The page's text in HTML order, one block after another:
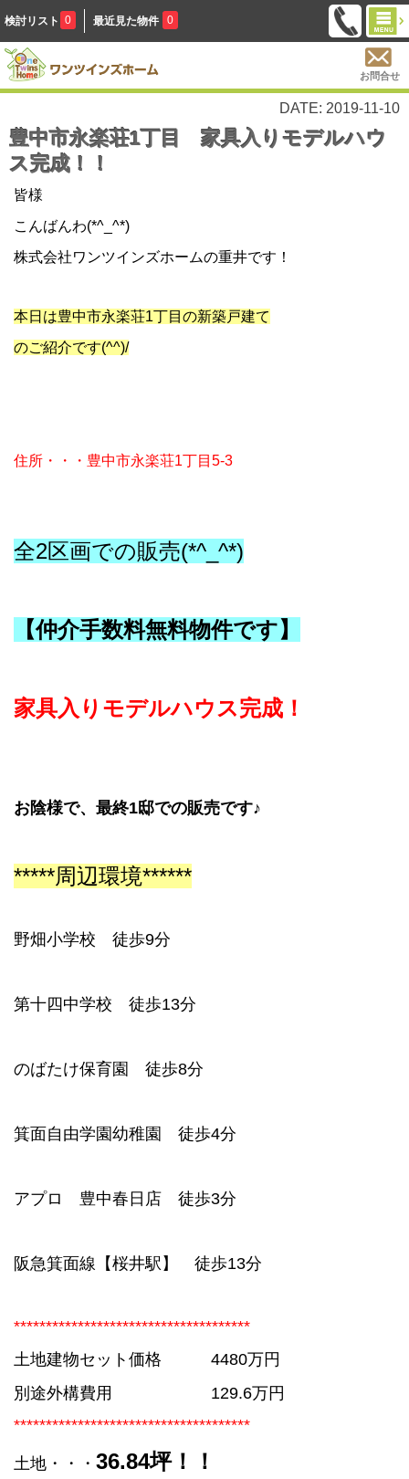
検討リスト 0 最近見た物件 0
お問合せ
DATE: 2019-11-10
豊中市永楽荘1丁目 家具入りモデルハウ
ス完成！！
皆様
こんばんわ(*^_^*)
株式会社ワンツインズホームの重井です！
本日は豊中市永楽荘1丁目の新築戸建て
のご紹介です(^^)/
住所・・・豊中市永楽荘1丁目5-3
全2区画での販売(*^_^*)
【仲介手数料無料物件です】
家具入りモデルハウス完成！
お陰様で、最終1邸での販売です♪
*****周辺環境******
野畑小学校 徒歩9分
第十四中学校 徒歩13分
のばたけ保育園 徒歩8分
箕面自由学園幼稚園 徒歩4分
アプロ 豊中春日店 徒歩3分
阪急箕面線【桜井駅】 徒歩13分
*************************************
土地建物セット価格 4480万円
別途外構費用 129.6万円
*************************************
土地 ・・・ 36.84坪！！